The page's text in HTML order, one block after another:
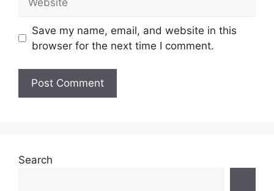
Save my name, email, and website in this
browser for the next time I comment.
Search